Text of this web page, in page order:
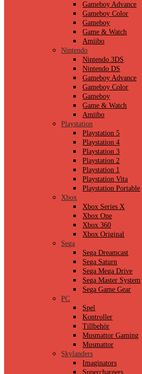
Gameboy Advance
Gameboy Color
Gameboy
Game & Watch
Amiibo
Nintendo
Nintendo 3DS
Nintendo DS
Gameboy Advance
Gameboy Color
Gameboy
Game & Watch
Amiibo
Playstation
Playstation 5
Playstation 4
Playstation 3
Playstation 2
Playstation 1
Playstation Vita
Playstation Portable
Xbox
Xbox Series X
Xbox One
Xbox 360
Xbox Original
Sega
Sega Dreamcast
Sega Saturn
Sega Mega Drive
Sega Master System
Sega Game Gear
PC
Spel
Kontroller
Tillbehör
Musmattor Gaming
Musmattor
Skylanders
Imaginators
Superchargers